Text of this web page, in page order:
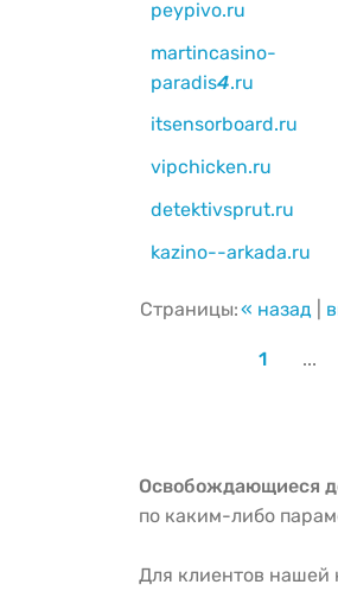
peypivo.ru
martincasino-
paradis4.ru
itsensorboard.ru
vipchicken.ru
detektivsprut.ru
kazino--arkada.ru
Страницы:« назад
1 ...
Освобождающиеся
по каким-либо
Для клиентов нашей